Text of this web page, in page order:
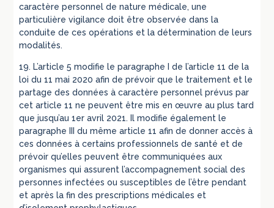
caractère personnel de nature médicale, une
particulière vigilance doit être observée dans la
conduite de ces opérations et la détermination de leurs
modalités.
19. L’article 5 modifie le paragraphe I de l’article 11 de la
loi du 11 mai 2020 afin de prévoir que le traitement et le
partage des données à caractère personnel prévus par
cet article 11 ne peuvent être mis en œuvre au plus tard
que jusqu’au 1er avril 2021. Il modifie également le
paragraphe III du même article 11 afin de donner accès à
ces données à certains professionnels de santé et de
prévoir qu’elles peuvent être communiquées aux
organismes qui assurent l’accompagnement social des
personnes infectées ou susceptibles de l’être pendant
et après la fin des prescriptions médicales et